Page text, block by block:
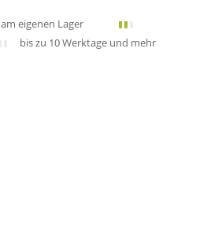
am eigenen Lager
bis zu 10 Werktage und mehr